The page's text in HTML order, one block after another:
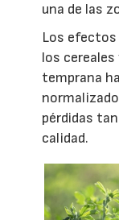
una de las
Los efectos
los
temprana
pérdidas
calidad.